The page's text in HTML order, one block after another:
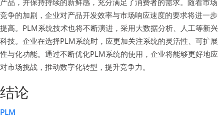
竞争的加剧，企业对产品开发效率与市场响应速度的要求将进一步
提高。PLM系统技术也将不断演进，采用大数据分析、人工等新兴
科技。企业在选择PLM系统时，应更加关注系统的灵活性、可扩展
性与化功能。通过不断优化PLM系统的使用，企业将能够更好地应
对市场挑战，推动数字化转型，提升竞争力。
结论
PLM